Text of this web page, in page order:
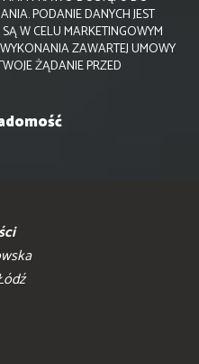
PODANIE DANYCH JEST
W CELU MARKETINGOWYM
ZAWARTEJ UMOWY
ŻĄDANIE PRZED